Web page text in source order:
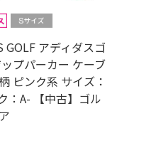
GOLF アディダスゴ
プパーカー ケーブ
ピンク系 サイズ：
：A- 【中古】ゴル